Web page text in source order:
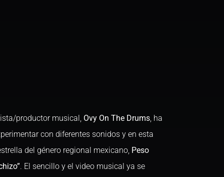
productor musical, Ovy On The Drums, ha
con diferentes sonidos y en esta
del género regional mexicano, Peso
. El sencillo y el video musical ya se